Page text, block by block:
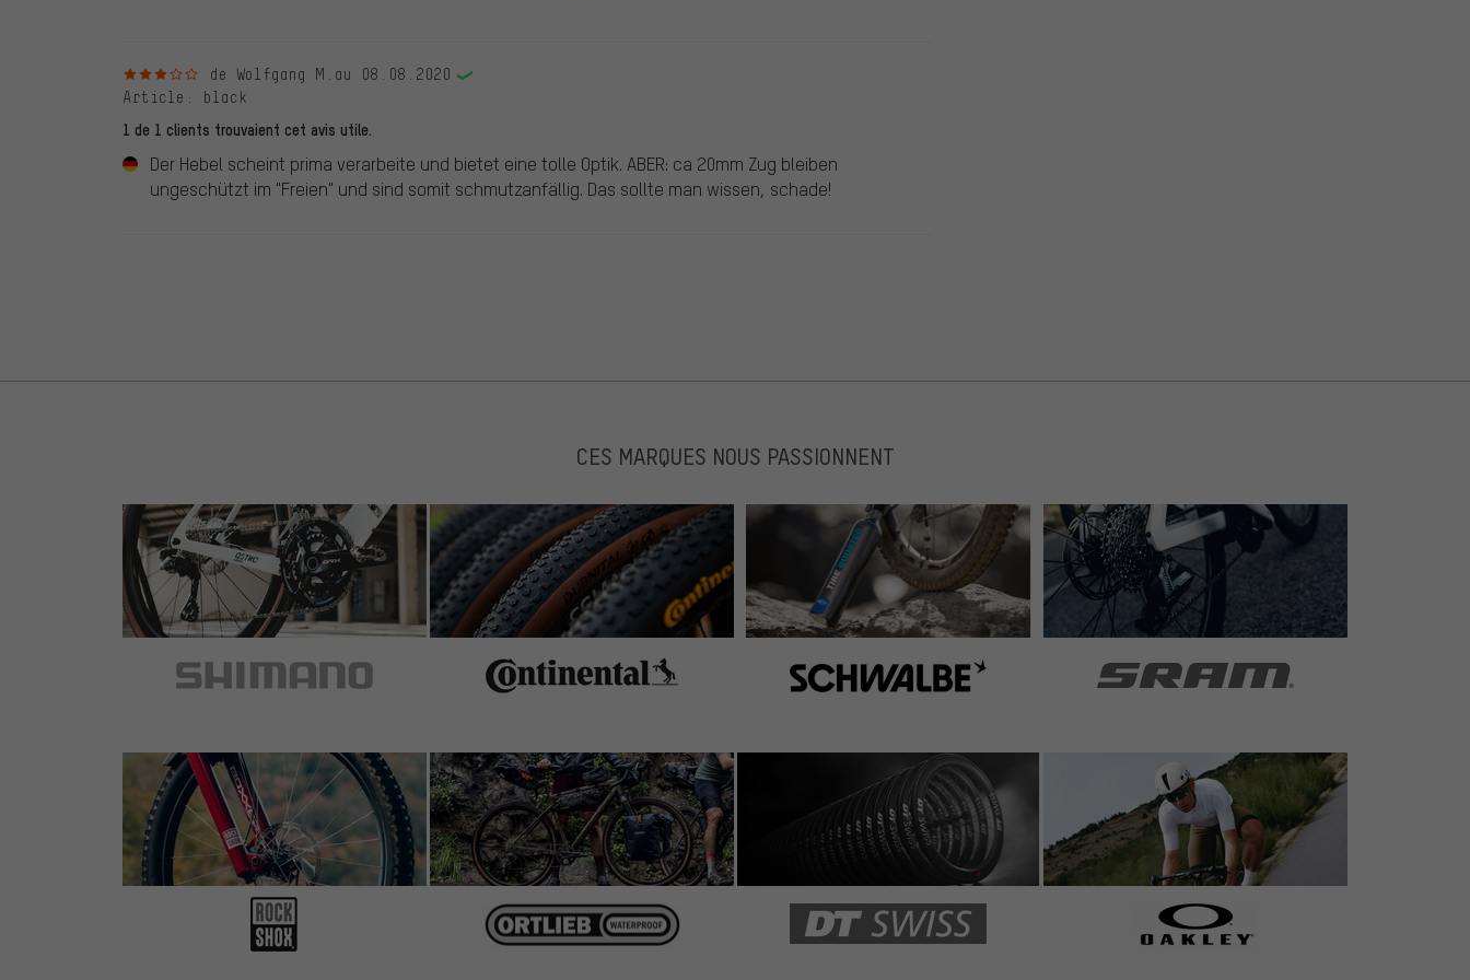
3 sur 5 étoilesde Wolfgang M. au 08.08.2020
Article : black
1 de 1 clients trouvaient cet avis utile.
Der Hebel scheint prima verarbeite und bietet eine tolle Optik. ABER: ca 20mm Zug bleiben
ungeschützt im "Freien" und sind somit schmutzanfällig. Das sollte man wissen, schade!
CES MARQUES NOUS PASSIONNENT